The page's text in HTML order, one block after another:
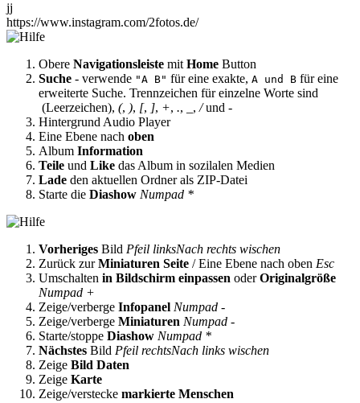
jj
https://www.instagram.com/2fotos.de/
Obere Navigationsleiste mit Home Button
Suche - verwende "A B" für eine exakte, A und B für eine
erweiterte Suche. Trennzeichen für einzelne Worte sind
(Leerzeichen), (, ), [, ], +, ., , /und -
Hintergrund Audio Player
Eine Ebene nach oben
Album Information
Teile und Like das Album in sozilalen Medien
Lade den aktuellen Ordner als ZIP-Datei
Starte die Diashow Numpad *
Vorheriges Bild Pfeil linksNach rechts wischen
Zurück zurMiniaturen Seite / Eine Ebene nach oben Esc
Umschalten in Bildschirm einpassen oderOriginalgröße
Numpad +
Zeige/verberge Infopanel Numpad -
Zeige/verberge Miniaturen Numpad -
Starte/stoppe Diashow Numpad *
Nächstes Bild Pfeil rechtsNach links wischen
Zeige Bild Daten
Zeige Karte
Zeige/verstecke markierte Menschen